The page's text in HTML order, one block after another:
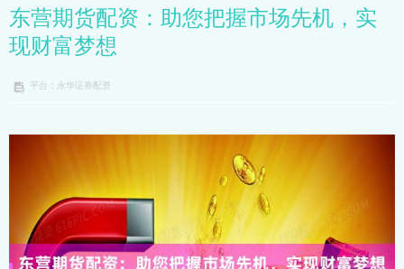
东营期货配资：助您把握市场先机，实
现财富梦想
平台：永华证券配资